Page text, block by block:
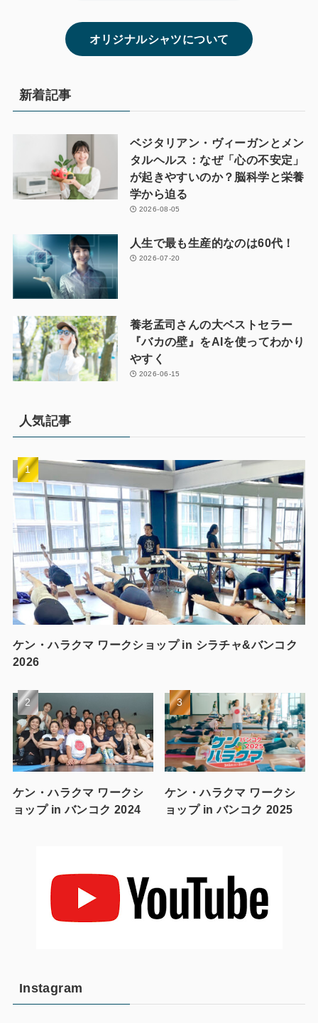
オリジナルシャツについて
新着記事
ベジタリアン・ヴィーガンとメン
タルヘルス：なぜ「心の不安定」
が起きやすいのか？脳科学と栄養
学から迫る
2026-08-05
人生で最も生産的なのは60代！
2026-07-20
養老孟司さんの大ベストセラー
『バカの壁』をAIを使ってわかり
やすく
2026-06-15
人気記事
ケン・ハラクマ ワークショップ in シラチャ&バンコク
2026
ケン・ハラクマ ワークシ
ョップ in バンコク 2024
ケン・ハラクマ ワークシ
ョップ in バンコク 2025
Instagram